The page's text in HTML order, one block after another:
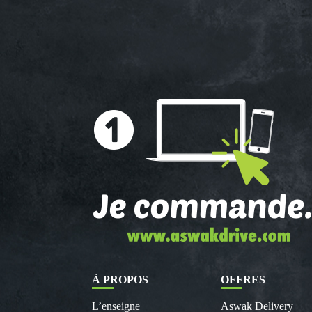
À PROPOS
L’enseigne
OFFRES
Aswak Delivery